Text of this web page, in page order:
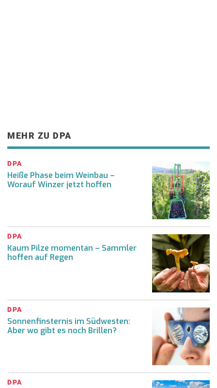
MEHR ZU DPA
DPA
Heiße Phase beim Weinbau –
Worauf Winzer jetzt hoffen
DPA
Kaum Pilze momentan – Sammler
hoffen auf Regen
DPA
Sonnenfinsternis im Südwesten:
Aber wo gibt es noch Brillen?
DPA